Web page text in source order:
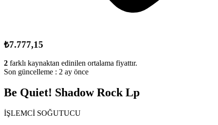
₺7.777,15
2 farklı kaynaktan edinilen ortalama fiyattır.
Son güncelleme : 2 ay önce
Be Quiet! Shadow Rock Lp
İŞLEMCİ SOĞUTUCU